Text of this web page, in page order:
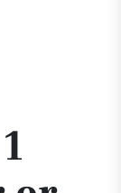
denne uge i